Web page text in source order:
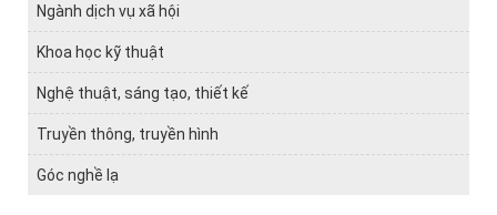
Ngành dịch vụ xã hội
Khoa học kỹ thuật
Nghệ thuật, sáng tạo, thiết kế
Truyền thông, truyền hình
Góc nghề lạ